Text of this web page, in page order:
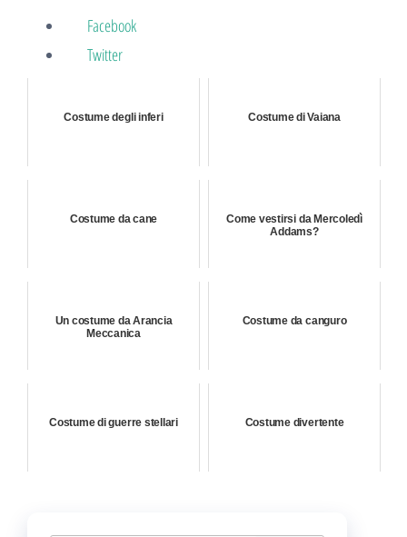
Facebook
Twitter
Costume degli inferi Costume di Vaiana
Costume da cane
Come vestirsi da Mercoledì
Addams?
Un costume da Arancia
Meccanica
Costume da canguro
Costume di guerre stellari Costume divertente